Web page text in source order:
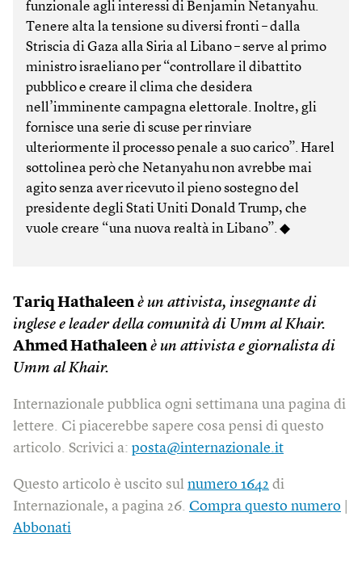
funzionale agli interessi di Benjamin Netanyahu.
Tenere alta la tensione su diversi fronti – dalla
Striscia di Gaza alla Siria al Libano – serve al primo
ministro israeliano per “controllare il dibattito
pubblico e creare il clima che desidera
nell’imminente campagna elettorale. Inoltre, gli
fornisce una serie di scuse per rinviare
ulteriormente il processo penale a suo carico”. Harel
sottolinea però che Netanyahu non avrebbe mai
agito senza aver ricevuto il pieno sostegno del
presidente degli Stati Uniti Donald Trump, che
vuole creare “una nuova realtà in Libano”. ◆
Tariq Hathaleen è un attivista, insegnante di
inglese e leader della comunità di Umm al Khair.
Ahmed Hathaleen è un attivista e giornalista di
Umm al Khair.
Internazionale pubblica ogni settimana una pagina di
lettere. Ci piacerebbe sapere cosa pensi di questo
articolo. Scrivici a: posta@internazionale.it
Questo articolo è uscito sul numero 1642 di
Internazionale, a pagina 26. Compra questo numero
Abbonati